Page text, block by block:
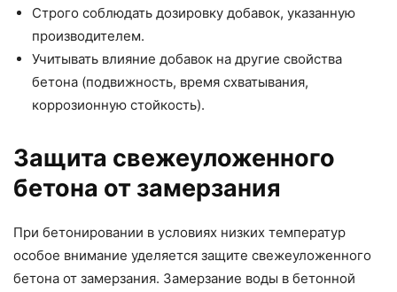
Строго соблюдать дозировку добавок, указанную
производителем.
Учитывать влияние добавок на другие свойства
бетона (подвижность, время схватывания,
коррозионную стойкость).
Защита свежеуложенного
бетона от замерзания
При бетонировании в условиях низких температур
особое внимание уделяется защите свежеуложенного
бетона от замерзания. Замерзание воды в бетонной